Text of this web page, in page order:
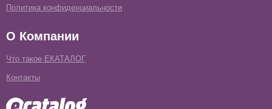
Политика конфиденциальности
О Компании
Что такое ЕКАТАЛОГ
Контакты